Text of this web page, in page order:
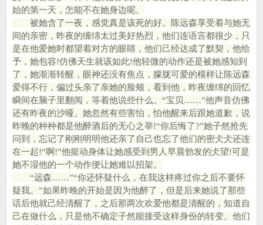
始的第一天，怎能不在她身边呢。
被她含了一夜，感觉真是该死的好。陈远森享受着与她无
间的亲密，昨夜的缠绵太过美好热烈，他们连语言都很少，只
是在他爱她时都望着对方的眼睛，他们己经达成了默契，他给
予，她包容!仿佛天生就该如此!他轻微的动作还是被她感知到
了，她渐渐转醒，眼神还没有焦点，朦胧可爱的模样让陈远森
爱得不行，偏过头亲了亲她的脸颊，看到他，昨夜缠绵的回忆
瞬间在脑子里翻阅，等着他说些什么。“宝贝……”他声音仿佛
还有昨夜的沙哑。她忽然有些害怕，怕他醒来后跟她道歉，说
昨晚的种种都是他醉酒后的无心之举!“你后悔了?”她子然抢先
问到，忘记了刚刚明明他还亲了自己也忘了他们的密仧仧还连
在一起!“啊!”他挺动身体让她感受到男人早晨勃发的仧望!可是
她不湿他的一个动作便让她难以招架。
“远森……”“你还怀疑什么，在我这样疼过你之后不要怀
疑我。”如果昨晚的开始是因为他醉了，但是后来她说了那些
话后他就己经清醒了，之后那两次欢爱他都是清醒的，知道自
己在做什么，只是他不确定子然能接受这样身份的转变。他们